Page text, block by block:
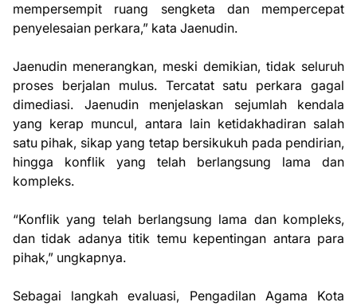
mempersempit ruang sengketa dan mempercepat
penyelesaian perkara,” kata Jaenudin.
Jaenudin menerangkan, meski demikian, tidak seluruh
proses berjalan mulus. Tercatat satu perkara gagal
dimediasi. Jaenudin menjelaskan sejumlah kendala
yang kerap muncul, antara lain ketidakhadiran salah
satu pihak, sikap yang tetap bersikukuh pada pendirian,
hingga konflik yang telah berlangsung lama dan
kompleks.
“Konflik yang telah berlangsung lama dan kompleks,
dan tidak adanya titik temu kepentingan antara para
pihak,” ungkapnya.
Sebagai langkah evaluasi, Pengadilan Agama Kota